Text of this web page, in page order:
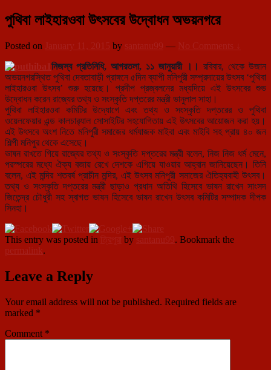
পুথিবা লাইহারওবা উৎসবের উদ্বোধন অভয়নগরে
Posted on January 11, 2015 by santanu99 — No Comments ↓
নিজস্ব প্রতিনিধি, আগরতলা, ১১ জানুয়ারী ।। রবিবার, থেকে উজান
অভয়নগরস্থিত পুথিবা দেবতাবাড়ী প্রাঙ্গনে ৫দিন ব্যাপী মনিপুরী সম্প্রদায়ের উৎসব ‘পুথিবা
লাইহারওবা উৎসব’ শুরু হয়েছে। প্রদীপ প্রজ্বলনের মধ্যদিয়ে এই উৎসবের শুভ
উদ্বোধন করেন রাজ্যের তথ্য ও সংস্কৃতি দপ্তরের মন্ত্রী ভানুলাল সাহা।
পুথিবা লাইহারওবা কমিটির উদ্যোগে এবং তথ্য ও সংস্কৃতি দপ্তরের ও পুথিবা
ওয়েলফেয়ার এন্ড কালচার‍্যাল সোসাইটির সহযোগিতায় এই উৎসবের আয়োজন করা হয়।
এই উৎসবে অংশ নিতে মনিপুরী সমাজের ধর্মযাজক মাইবা এবং মাইবি সহ প্রায় ৪০ জন
শিল্পী মনিপুর থেকে এসেছে।
ভাষন রাখতে গিয়ে রাজ্যের তথ্য ও সংস্কৃতি দপ্তরের মন্ত্রী বলেন, নিজ নিজ ধর্ম মেনে,
পরস্পরের মধ্যে ঐক্য বজায় রেখে দেশকে এগিয়ে যাওয়ার আহ্বান জানিয়েছেন। তিনি
বলেন, এই মন্দির শতবর্ষ প্রাচীন মন্দির, এই উৎসব মনিপুরী সমাজের ঐতিহ্যবাহী উৎসব।
তথ্য ও সংস্কৃতি দপ্তরের মন্ত্রী ছাড়াও প্রধান অতিথি হিসেবে ভাষন রাখেন সাংসদ
জিতেন্দ্র চৌধুরী সহ স্বাগত ভাষন হিসেবে ভাষন রাখেন উৎসব কমিটির সম্পাদক দীপক
সিনহা।
This entry was posted in ত্রিপুরা by santanu99. Bookmark the
permalink.
Leave a Reply
Your email address will not be published. Required fields are
marked *
Comment *